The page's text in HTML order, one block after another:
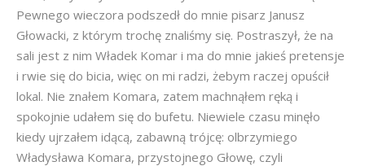
Pewnego wieczora podszedł do mnie pisarz Janusz
Głowacki, z którym trochę znaliśmy się. Postraszył, że na
sali jest z nim Władek Komar i ma do mnie jakieś pretensje
i rwie się do bicia, więc on mi radzi, żebym raczej opuścił
lokal. Nie znałem Komara, zatem machnąłem ręką i
spokojnie udałem się do bufetu. Niewiele czasu minęło
kiedy ujrzałem idącą, zabawną trójcę: olbrzymiego
Władysława Komara, przystojnego Głowę, czyli